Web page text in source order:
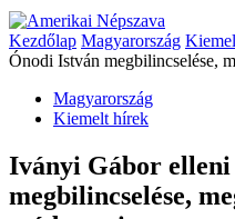
Kezdőlap Magyarország
Ónodi István megbilincselése,
Magyarország
Kiemelt hírek
Iványi Gábor elleni
megbilincselése,